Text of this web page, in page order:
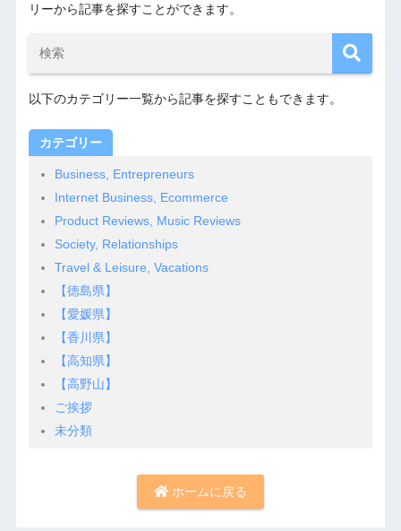
リーから記事を探すことができます。
以下のカテゴリー一覧から記事を探すこともできます。
カテゴリー
Business, Entrepreneurs
Internet Business, Ecommerce
Product Reviews, Music Reviews
Society, Relationships
Travel & Leisure, Vacations
【徳島県】
【愛媛県】
【香川県】
【高知県】
【高野山】
ご挨拶
未分類
ホームに戻る